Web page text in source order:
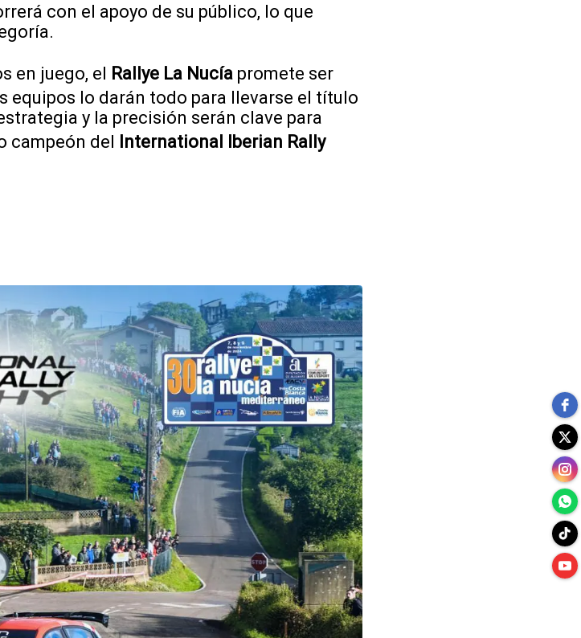
con el apoyo de su público, lo que
en juego, el Rallye La Nucía promete ser
equipos lo darán todo para llevarse el título
y la precisión serán clave para
campeón del
International Iberian Rally